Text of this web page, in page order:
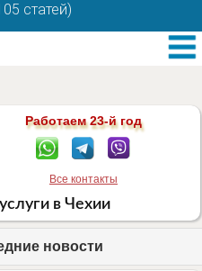
Работаем 23-й год
Все контакты
в Чехии
новости
статей)